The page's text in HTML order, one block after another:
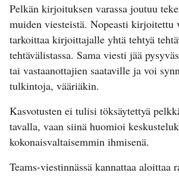
Pelkän kirjoituksen varassa joutuu
muiden viesteistä. Nopeasti kirjoitettu
tarkoittaa kirjoittajalle yhtä tehtyä
tehtävälistassa. Sama viesti jää
tai vastaanottajien saataville ja voi
tulkintoja, vääriäkin.
Kasvotusten ei tulisi töksäytettyä
tavalla, vaan siinä huomioi
kokonaisvaltaisemmin ihmisenä.
Teams-viestinnässä kannattaa aloittaa